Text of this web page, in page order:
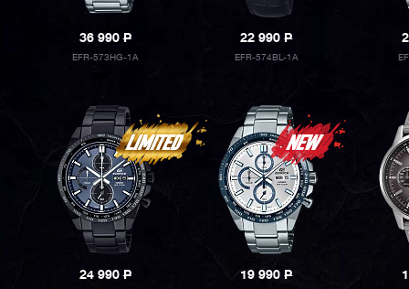
36 990P
EFR-573HG-1A
22 990P
EFR-574BL-1A
24 990P 19 990P